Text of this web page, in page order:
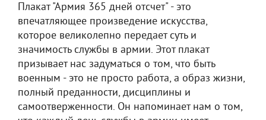
Плакат "Армия 365 дней отсчет" - это
впечатляющее произведение искусства,
которое великолепно передает суть и
значимость службы в армии. Этот плакат
призывает нас задуматься о том, что быть
военным - это не просто работа, а образ жизни,
полный преданности, дисциплины и
самоотверженности. Он напоминает нам о том,